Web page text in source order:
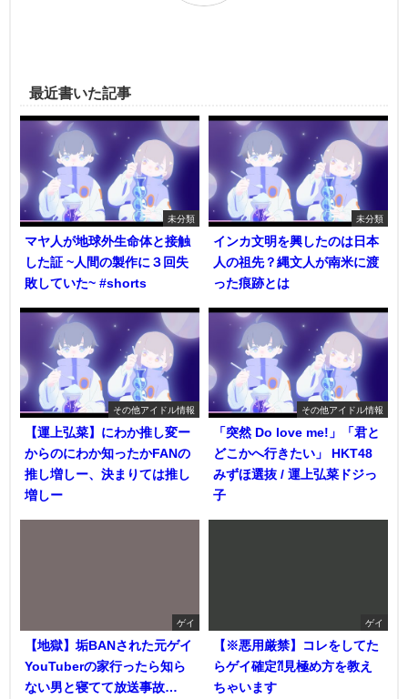
最近書いた記事
未分類
マヤ人が地球外生命体と接触
した証 ~人間の製作に３回失
敗していた~ #shorts
未分類
インカ文明を興したのは日本
人の祖先？縄文人が南米に渡
った痕跡とは
その他アイドル情報
【運上弘菜】にわか推し変ー
からのにわか知ったかFANの
推し増しー、決まりては推し
増しー
その他アイドル情報
「突然 Do love me!」「君と
どこかへ行きたい」 HKT48
みずほ選抜 / 運上弘菜ドジっ
子
ゲイ
【地獄】垢BANされた元ゲイ
YouTuberの家行ったら知ら
ない男と寝てて放送事故…
ゲイ
【※悪用厳禁】コレをしてた
らゲイ確定⁈見極め方を教え
ちゃいます